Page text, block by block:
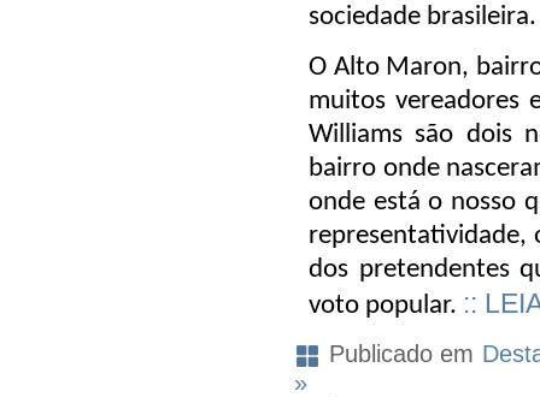
sociedade brasileira.
O Alto Maron,
muitos vereadores
Williams são dois
bairro onde
onde está o nosso
representatividade,
dos pretendentes
voto popular. ::
Publicado em
»